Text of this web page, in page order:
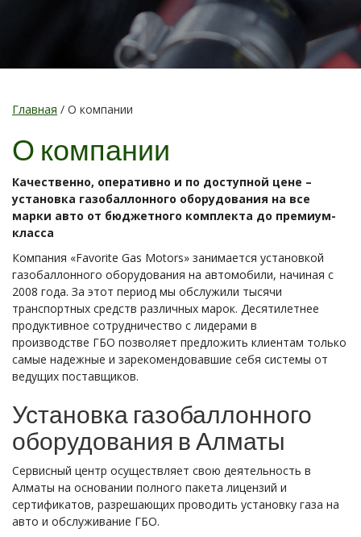
Главная / О компании
О компании
Качественно, оперативно и по доступной цене –
установка газобаллонного оборудования на все
марки авто от бюджетного комплекта до премиум-
класса
Компания «Favorite Gas Motors» занимается установкой
газобаллонного оборудования на автомобили, начиная с
2008 года. За этот период мы обслужили тысячи
транспортных средств различных марок. Десятилетнее
продуктивное сотрудничество с лидерами в
производстве ГБО позволяет предложить клиентам только
самые надежные и зарекомендовавшие себя системы от
ведущих поставщиков.
Установка газобаллонного
оборудования в Алматы
Сервисный центр осуществляет свою деятельность в
Алматы на основании полного пакета лицензий и
сертификатов, разрешающих проводить установку газа на
авто и обслуживание ГБО.